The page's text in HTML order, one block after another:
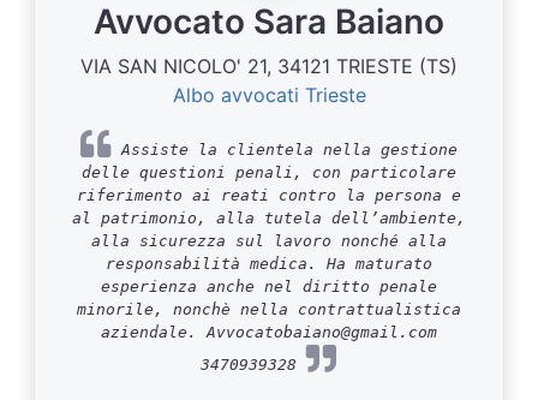
Avvocato Sara Baiano
VIA SAN NICOLO' 21, 34121 TRIESTE (TS)
Albo avvocati Trieste
Assiste la clientela nella gestione
delle questioni penali, con particolare
riferimento ai reati contro la persona e
al patrimonio, alla tutela dell’ambiente,
alla sicurezza sul lavoro nonché alla
responsabilità medica. Ha maturato
esperienza anche nel diritto penale
minorile, nonchè nella contrattualistica
aziendale. Avvocatobaiano@gmail.com
3470939328